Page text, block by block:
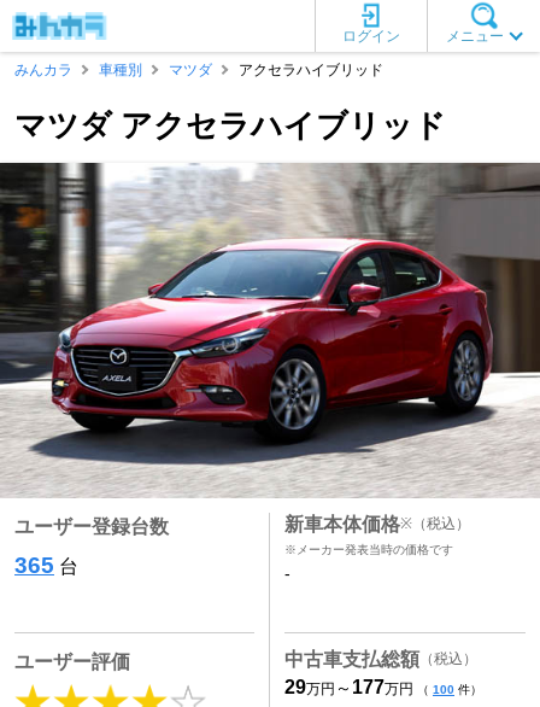
メニュー
ログイン
みんカラ
車種別 マツダ アクセラハイブリッド
マツダ アクセラハイブリッド
ユーザー登録台数
365 台
ユーザー評価
新車本体価格※ （税込）
※メーカー発表当時の価格です
-
中古車支払総額 （税込）
29万円 ～ 177万円 （ 100 件）